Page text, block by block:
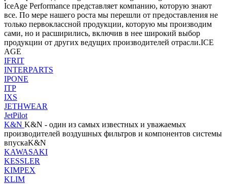
IceAge Performance представляет компанию, которую знают
все. По мере нашего роста мы перешли от предоставления не
только первоклассной продукции, которую мы производим
сами, но и расширились, включив в нее широкий выбор
продукции от других ведущих производителей отрасли.ICE
AGE
IFRIT
INTERPARTS
IPONE
ITP
IXS
JETHWEAR
JetPilot
K&N K&N - один из самых известных и уважаемых
производителей воздушных фильтров и компонентов системы
впускаK&N
KAWASAKI
KESSLER
KIMPEX
KLIM